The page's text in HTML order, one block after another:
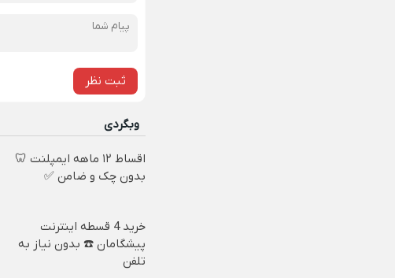
ثبت نظر
وبگردی
اقساط ۱۲ ماهه ایمپلنت 🦷
بدون چک و ضامن ✅
خرید 4 قسطه اینترنت
پیشگامان ☎️ بدون نیاز به
تلفن